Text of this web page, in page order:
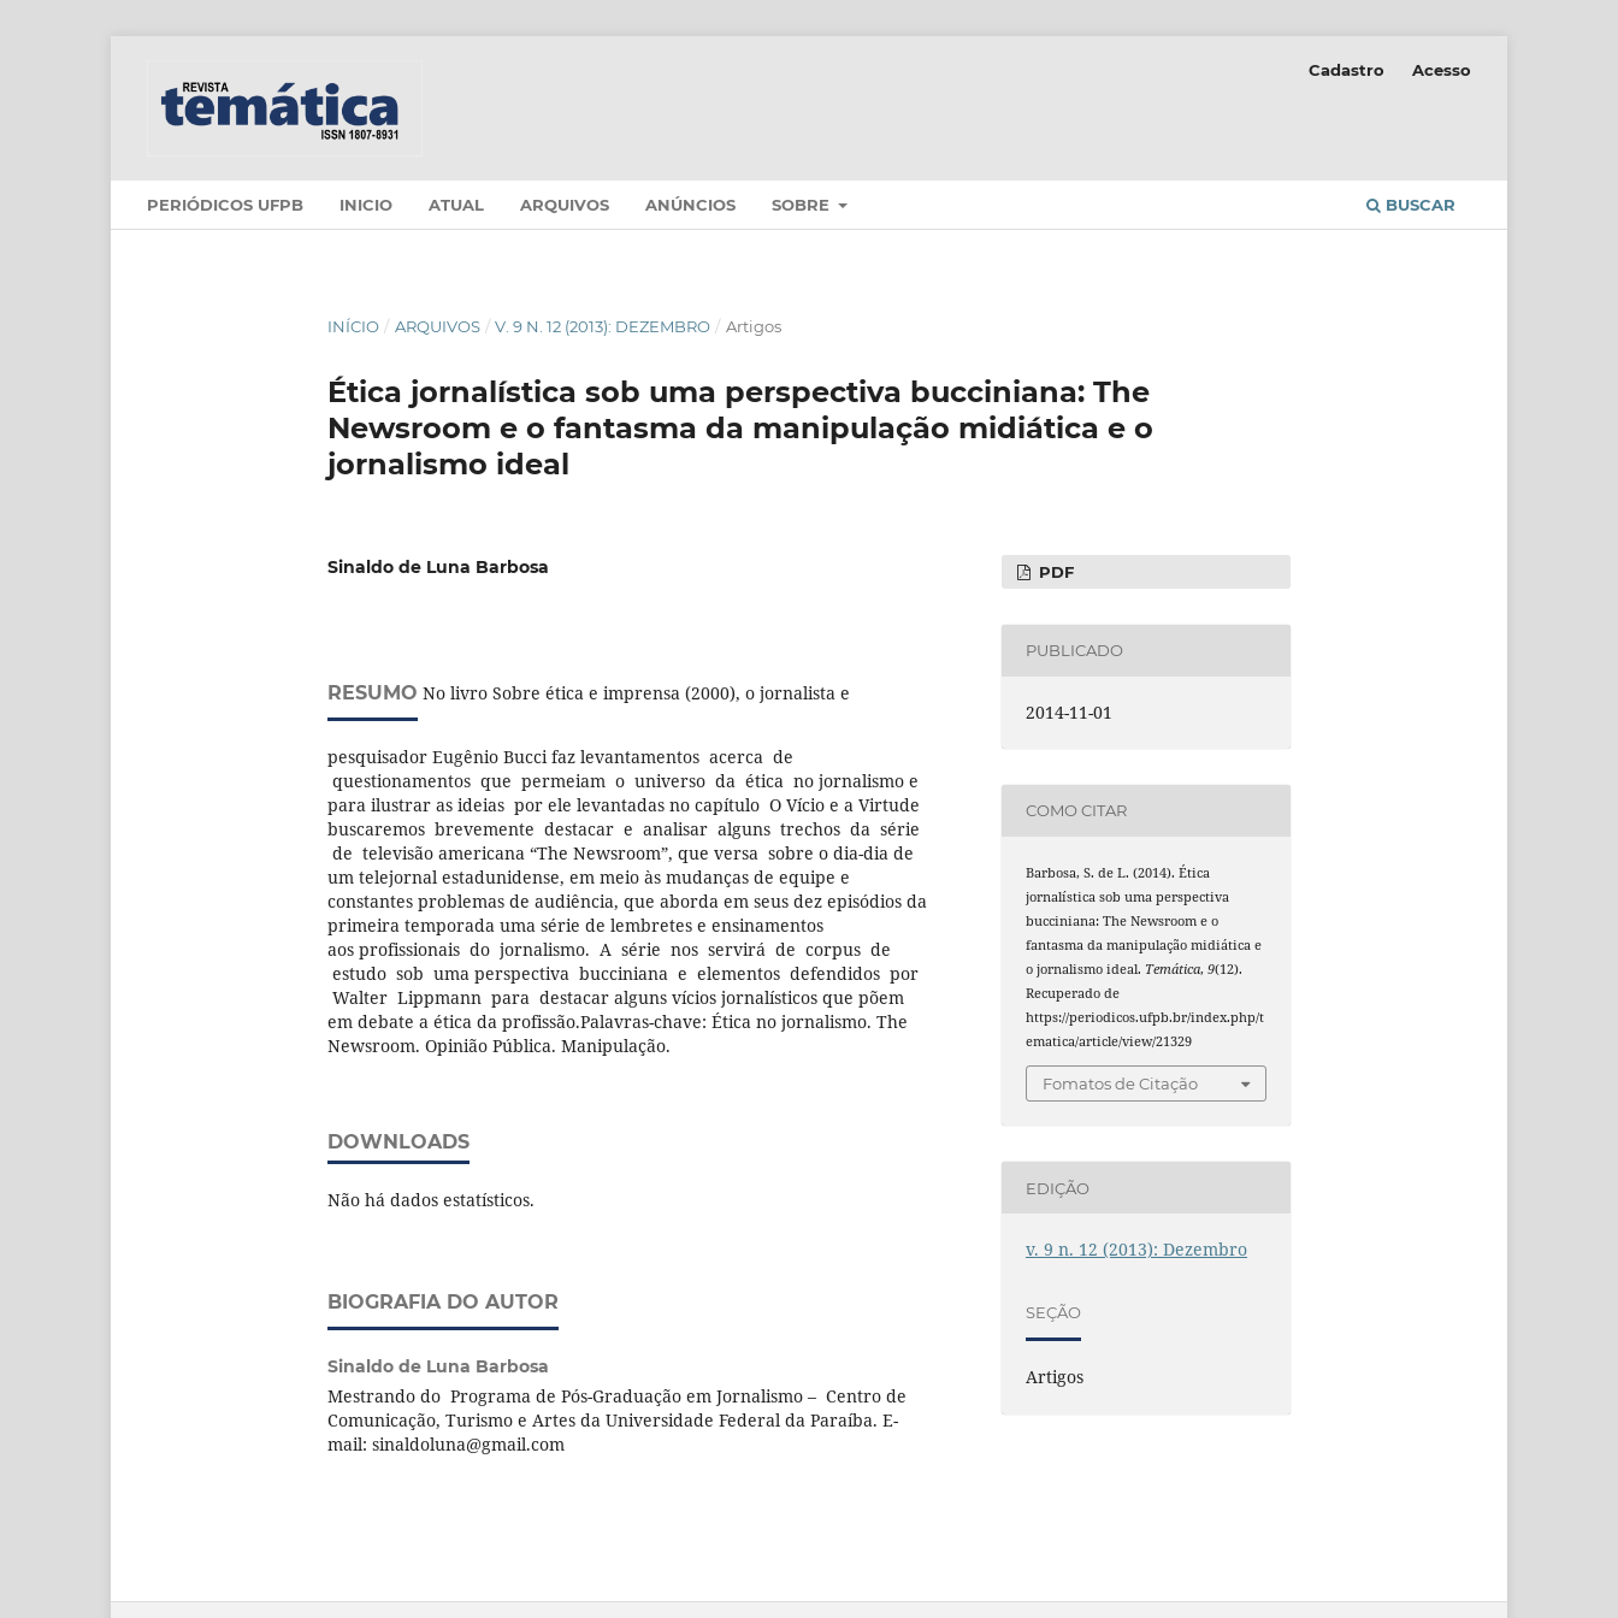
PERIÓDICOS UFPB INICIO ATUAL ARQUIVOS ANÚNCIOS SOBRE BUSCAR
Cadastro Acesso
INÍCIO / ARQUIVOS / V. 9 N. 12 (2013): DEZEMBRO / Artigos
Ética jornalística sob uma perspectiva bucciniana: The
Newsroom e o fantasma da manipulação midiática e o
jornalismo ideal
Sinaldo de Luna Barbosa
RESUMO No livro Sobre ética e imprensa (2000), o jornalista e
pesquisador Eugênio Bucci faz levantamentos acerca de
questionamentos que permeiam o universo da ética no jornalismo e
para ilustrar as ideias por ele levantadas no capítulo O Vício e a Virtude
buscaremos brevemente destacar e analisar alguns trechos da série
de televisão americana “The Newsroom”, que versa sobre o dia-dia de
um telejornal estadunidense, em meio às mudanças de equipe e
constantes problemas de audiência, que aborda em seus dez episódios da
primeira temporada uma série de lembretes e ensinamentos
aos profissionais do jornalismo. A série nos servirá de corpus de
estudo sob uma perspectiva bucciniana e elementos defendidos por
Walter Lippmann para destacar alguns vícios jornalísticos que põem
em debate a ética da profissão.Palavras-chave: Ética no jornalismo. The
Newsroom. Opinião Pública. Manipulação.
DOWNLOADS
Não há dados estatísticos.
BIOGRAFIA DO AUTOR
Sinaldo de Luna Barbosa
Mestrando do Programa de Pós-Graduação em Jornalismo – Centro de
Comunicação, Turismo e Artes da Universidade Federal da Paraíba. E-
mail: sinaldoluna@gmail.com
PDF
PUBLICADO
2014-11-01
COMO CITAR
Barbosa, S. de L. (2014). Ética
jornalística sob uma perspectiva
bucciniana: The Newsroom e o
fantasma da manipulação midiática e
o jornalismo ideal. Temática,9(12).
Recuperado de
https://periodicos.ufpb.br/index.php/t
ematica/article/view/21329
Fomatos de Citação
EDIÇÃO
v. 9 n. 12 (2013): Dezembro
SEÇÃO
Artigos